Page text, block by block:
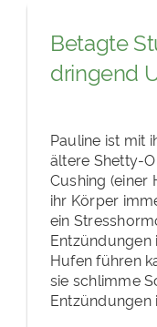
Betagte
dringend
Pauline ist mit
ältere Shetty-
Cushing
ihr Körper
ein
Entzündungen
Hufen führen
sie schlimme
Entzündungen